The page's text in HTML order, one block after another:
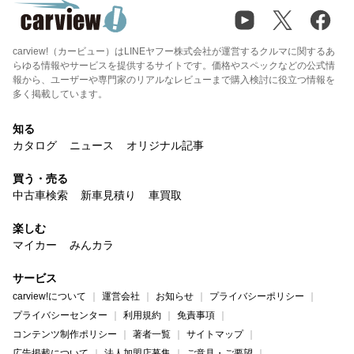
carview!（カービュー）はLINEヤフー株式会社が運営するクルマに関するあ
らゆる情報やサービスを提供するサイトです。価格やスペックなどの公式情
報から、ユーザーや専門家のリアルなレビューまで購入検討に役立つ情報を
多く掲載しています。
知る
カタログ
ニュース オリジナル記事
買う・売る
中古車検索
新車見積り 車買取
楽しむ
マイカー
みんカラ
サービス
carview!について 運営会社 お知らせ
プライバシーポリシー
プライバシーセンター
利用規約
免責事項
コンテンツ制作ポリシー
著者一覧
サイトマップ